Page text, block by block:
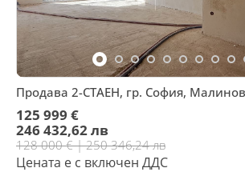
Продава 2-СТАЕН, гр. София,
125 999 €
246 432,62 лв
128 000 € | 250 346,24 лв
Цената е с включен ДДС